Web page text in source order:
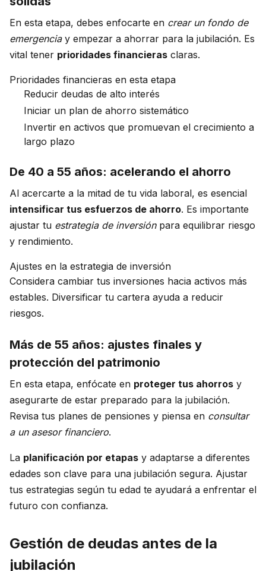
En esta etapa, debes enfocarte en crear un fondo de
emergenciay empezar a ahorrar para la jubilación. Es
vital tener prioridades financieras claras.
Prioridades financieras en esta etapa
Reducir deudas de alto interés
Iniciar un plan de ahorro sistemático
Invertir en activos que promuevan el crecimiento a
largo plazo
De 40 a 55 años: acelerando el ahorro
Al acercarte a la mitad de tu vida laboral, es esencial
intensificar tus esfuerzos de ahorro. Es importante
ajustar tu estrategia de inversiónpara equilibrar riesgo
y rendimiento.
Ajustes en la estrategia de inversión
Considera cambiar tus inversiones hacia activos más
estables. Diversificar tu cartera ayuda a reducir
riesgos.
Más de 55 años: ajustes finales y
protección del patrimonio
En esta etapa, enfócate en proteger tus ahorros y
asegurarte de estar preparado para la jubilación.
Revisa tus planes de pensiones y piensa en consultar
a un asesor financiero.
La planificación por etapas y adaptarse a diferentes
edades son clave para una jubilación segura. Ajustar
tus estrategias según tu edad te ayudará a enfrentar el
futuro con confianza.
Gestión de deudas antes de la
jubilación